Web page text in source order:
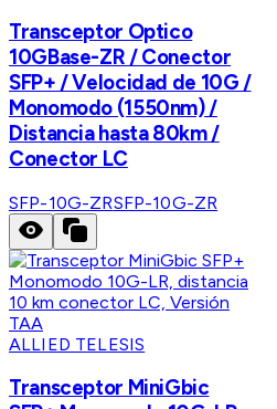
Transceptor Optico
10GBase-ZR / Conector
SFP+ / Velocidad de 10G /
Monomodo (1550nm) /
Distancia hasta 80km /
Conector LC
SFP-10G-ZRSFP-10G-ZR
ALLIED TELESIS
Transceptor MiniGbic